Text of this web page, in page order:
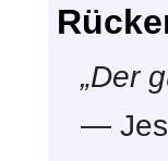
„Der
—